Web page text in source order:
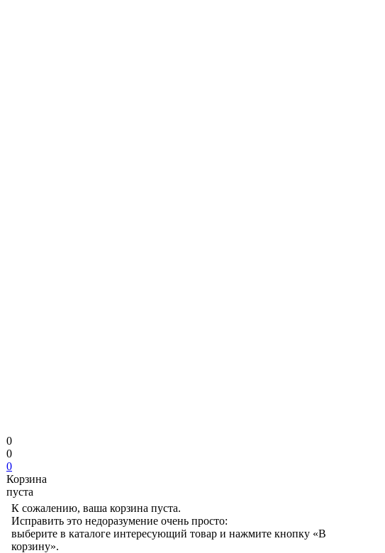
0
0
0
Корзина
пуста
К сожалению, ваша корзина пуста.
Исправить это недоразумение очень просто:
выберите в каталоге интересующий товар и нажмите кнопку «В
корзину».